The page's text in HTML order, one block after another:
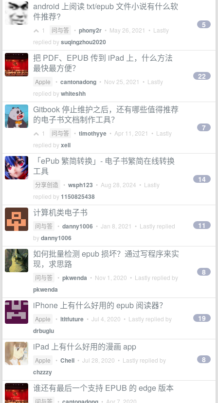
android 上阅读 txt/epub 文件小说有什么软
件推荐?
1 问与答 • phony2r • May 26, 2021 • Lastly
replied bysuqingzhou2020
5
把 PDF、EPUB 传到 iPad 上，什么方法
最快最方便？
Apple • cantonadong • Nov 25, 2021 • Lastly
replied bywhiteshh
22
Gitbook 停止维护之后，还有哪些值得推荐
的电子书文档制作工具？
1 问与答 • timothyye • Apr 11, 2021 • Lastly
replied byxell
7
「ePub 繁简转换」- 电子书繁简在线转换
工具
分享创造 • wsph123 • Aug 28, 2024 • Lastly
replied by1150825438
14
计算机类电子书
问与答 • danny1006 • Jan 8, 2021 • Lastly replied
bydanny1006
11
如何批量检测 epub 损坏？通过写程序来实
现，求思路
问与答 • pkwenda • Nov 1, 2020 • Lastly replied by
pkwenda
8
iPhone 上有什么好用的 epub 阅读器？
Apple • ltltfuture • Jul 4, 2020 • Lastly replied by
drbuglu
19
iPad 上有什么好用的漫画 app
Apple • Chell • Jul 28, 2020 • Lastly replied by
chzzzy
8
谁还有最后一个支持 EPUB 的 edge 版本
问与答 • • Apr 7, 2020